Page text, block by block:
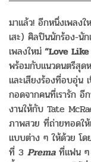
มาแล้ว! อีกหนึ่งเพลง
เสะ) ศิลปินนักร้อง-นั
เพลงใหม่ “Love
พร้อมกับแนวดนตรีสุด
และเสียงร้องที่อบอุ่น
กอดจากคนที่เรารัก
งานให้กับ Tate
ภาพสวย ที่ถ่ายทอดให้
แบบต่าง ๆ ให้ด้วย โด
ที่ 3 Premaที่แฟน ๆ